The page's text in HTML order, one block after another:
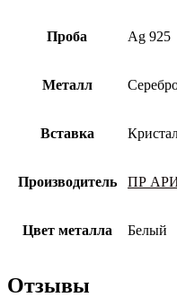
Проба Ag 925
Металл
Вставка
Производитель ПР
Цвет металла Белый
Отзывы